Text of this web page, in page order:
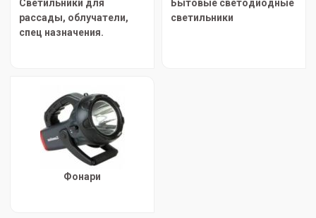
Светильники для
рассады, облучатели,
спец назначения.
Бытовые светодиодные
светильники
Фонари